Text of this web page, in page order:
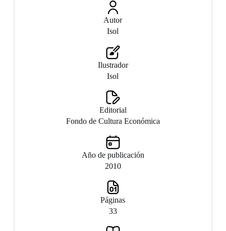
Autor
Isol
Ilustrador
Isol
Editorial
Fondo de Cultura Económica
Año de publicación
2010
Páginas
33